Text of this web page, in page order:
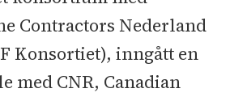
Contractors Nederland
Konsortiet), inngått en
med CNR, Canadian